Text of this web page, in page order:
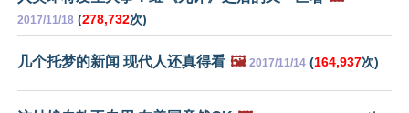
2017/11/18 (278,732次)
几个托梦的新闻 现代人还真得看 🖼️ 2017/11/14 (164,937次)